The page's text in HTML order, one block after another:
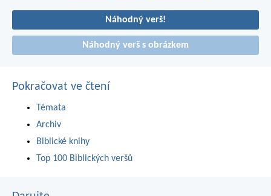
Náhodný verš!
Náhodný verš s obrázkem
Pokračovat ve čtení
Témata
Archiv
Biblické knihy
Top 100 Biblických veršů